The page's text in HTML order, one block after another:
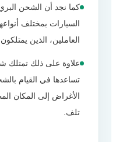
كما نجد أن الشحن
السيارات بمختلف
العاملين، الذين
علاوة على ذلك تمتلك
تساعدها في القيام
الأغراض إلى المكان
تلف.